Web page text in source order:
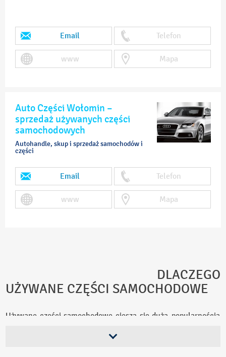
Email Telefon
www Mapa
Auto Części Wołomin –
sprzedaż używanych części
samochodowych
Autohandle, skup i sprzedaż samochodów i
części
Email Telefon
www Mapa
DLACZEGO
UŻYWANE CZĘŚCI SAMOCHODOWE
Używane części samochodowe cieszą się dużą popularnością
od nowych, co pozwala zaoszczędzić na kosztach naprawy lub